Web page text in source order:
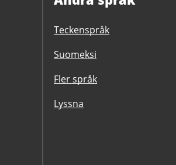
Teckenspråk
Suomeksi
Fler språk
Lyssna